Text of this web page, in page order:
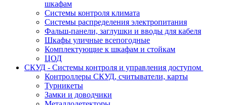
шкафам
Системы контроля климата
Системы распределения электропитания
Фальш-панели, заглушки и вводы для кабеля
Шкафы уличные всепогодные
Комплектующие к шкафам и стойкам
ЦОД
СКУД - Системы контроля и управления доступом
Контроллеры СКУД, считыватели, карты
Турникеты
Замки и доводчики